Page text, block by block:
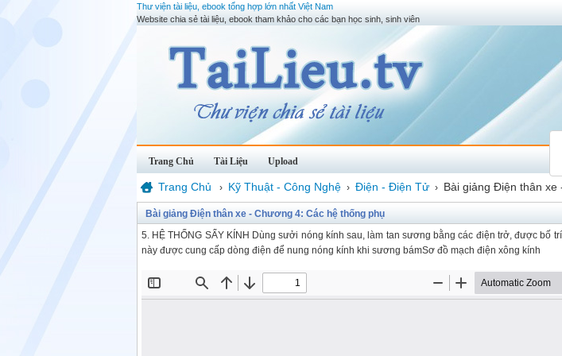
Thư viện tài liệu, ebook tổng hợp lớn nhất Việt Nam
Website chia sẻ tài liệu, ebook tham khảo cho các bạn học sinh, sinh viên
Trang Chủ Tài Liệu Upload
Trang Chủ › Kỹ Thuật - Công Nghệ › Điện - Điện Tử › Bài giảng Điện thân
Bài giảng Điện thân xe - Chương 4: Các hệ thống phụ
5. HỆ THỐNG SẤY KÍNH Dùng sưởi nóng kính sau, làm tan sương bằng các điện trở, được bố
này được cung cấp dòng điện để nung nóng kính khi sương bámSơ đồ mạch điện xông kính